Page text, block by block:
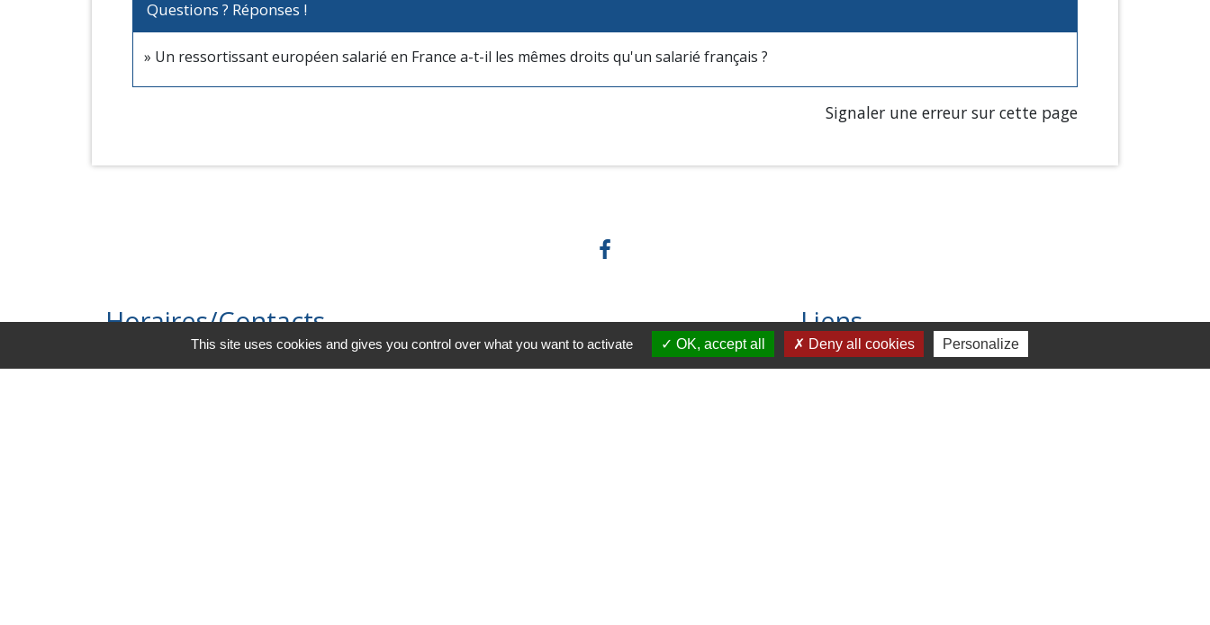
Questions ? Réponses !
Un ressortissant européen salarié en France a-t-il les mêmes droits qu'un salarié français ?
Signaler une erreur sur cette page
Horaires/Contacts
Commune de Barjouville
Liens
Chartres Métropole
This site uses cookies and gives you control over what you want to activate OK, accept all Deny all cookies Personalize